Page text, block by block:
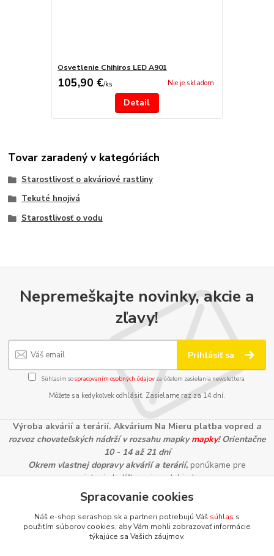
Osvetlenie Chihiros LED A901
105,90 €/ks Nie je skladom
Detail
Tovar zaradený v kategóriách
Starostlivosť o akváriové rastliny
Tekuté hnojivá
Starostlivosť o vodu
Nepremeškajte novinky, akcie a
zľavy!
Prihlásiť sa
Súhlasím sospracovaním osobných údajov za účelom zasielania newslettera.
Môžete sa kedykoľvek odhlásiť. Zasielame raz za 14 dní.
Výroba akvárií a terárií. Akvárium Na Mieru platba vopred a
rozvoz chovateľských nádrží v rozsahu mapkymapky! Orientačne
10 - 14 až 21 dní
Okrem vlastnej dopravy akvárií a terárií, ponúkame pre
zasielanie balíčkov aj na dobierku:
Spracovanie cookies
Náš e-shop serashop.sk a partneri potrebujú Váš súhlas s
použitím súborov cookies, aby Vám mohli zobrazovať informácie
týkajúce sa Vašich záujmov.